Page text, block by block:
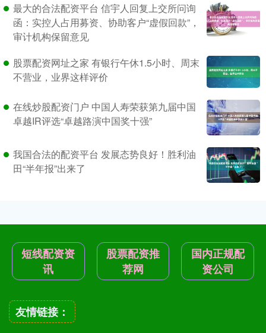
最大的合法配资平台 信宇人回复上交所问询
函：实控人占用募资、协助客户“虚假回款”，
审计机构保留意见
股票配资网址之家 有银行午休1.5小时、周末
不营业，业界这样评价
在线炒股配资门户 中国人寿荣获第九届中国
卓越IR评选“卓越路演中国奖十强”
我国合法的配资平台 发展态势良好！胜利油
田“半年报”出来了
短线配资资
讯
股票配资推
荐网
国内正规配
资公司
友情链接：